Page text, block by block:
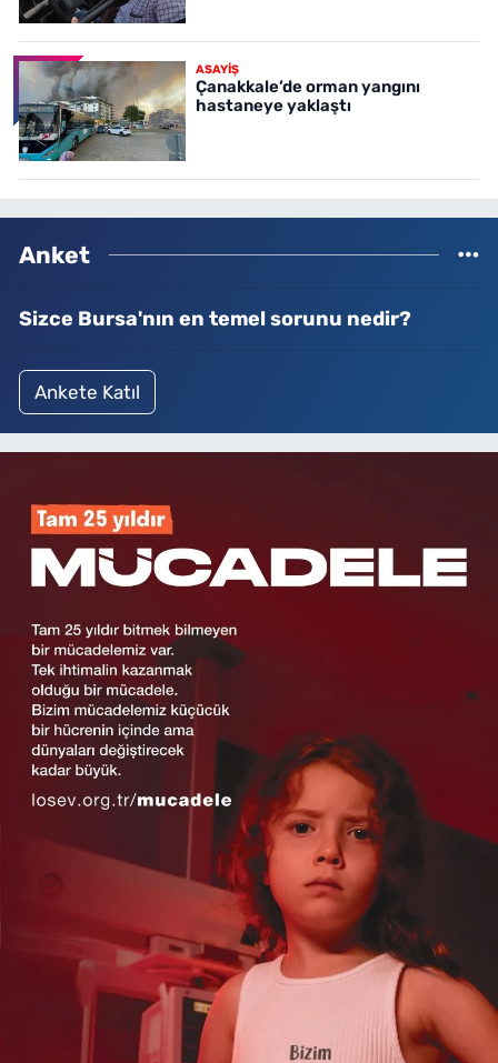
ASAYİŞ
Çanakkale’de orman yangını
hastaneye yaklaştı
Anket
Sizce Bursa'nın en temel sorunu nedir?
Ankete Katıl